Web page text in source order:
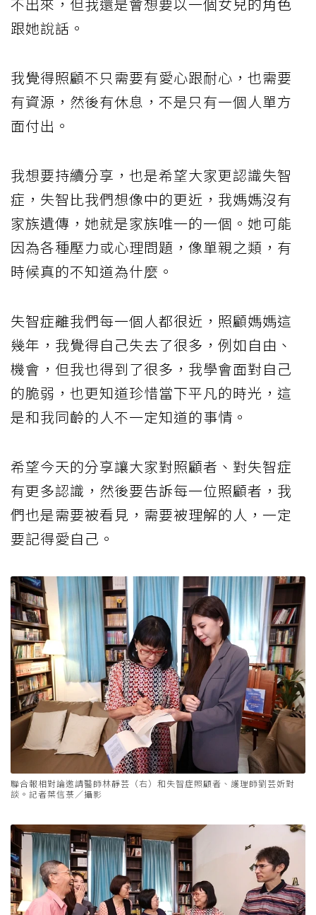
跟她說話。
我覺得照顧不只需要有愛心跟耐心，也需要
有資源，然後有休息，不是只有一個人單方
面付出。
我想要持續分享，也是希望大家更認識失智
症，失智比我們想像中的更近，我媽媽沒有
家族遺傳，她就是家族唯一的一個。她可能
因為各種壓力或心理問題，像單親之類，有
時候真的不知道為什麼。
失智症離我們每一個人都很近，照顧媽媽這
幾年，我覺得自己失去了很多，例如自由、
機會，但我也得到了很多，我學會面對自己
的脆弱，也更知道珍惜當下平凡的時光，這
是和我同齡的人不一定知道的事情。
希望今天的分享讓大家對照顧者、對失智症
有更多認識，然後要告訴每一位照顧者，我
們也是需要被看見，需要被理解的人，一定
要記得愛自己。
聯合報相對論邀請醫師林靜芸（右）和失智症照顧者、護理師劉芸妡對
談。記者葉信菉／攝影